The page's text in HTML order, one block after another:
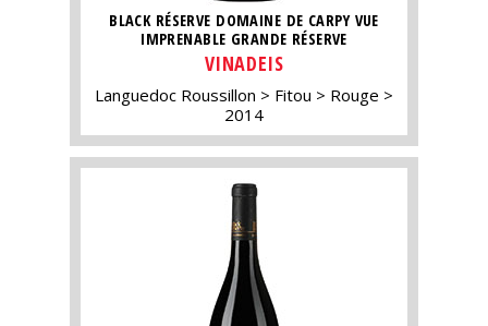
BLACK RÉSERVE DOMAINE DE CARPY VUE
IMPRENABLE GRANDE RÉSERVE
VINADEIS
Languedoc Roussillon Fitou
Rouge
2014